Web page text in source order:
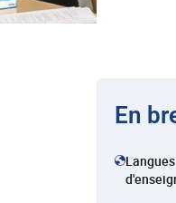
En
Langues